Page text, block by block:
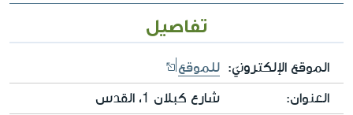
تفاصيل
الموقع الإلكترونيّ: للموقع
العنوان: شارع كبلان 1، القدس